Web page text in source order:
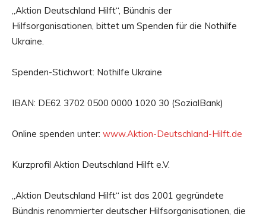
„Aktion Deutschland Hilft“, Bündnis der
Hilfsorganisationen, bittet um Spenden für die Nothilfe
Ukraine.
Spenden-Stichwort: Nothilfe Ukraine
IBAN: DE62 3702 0500 0000 1020 30 (SozialBank)
Online spenden unter: www.Aktion-Deutschland-Hilft.de
Kurzprofil Aktion Deutschland Hilft e.V.
„Aktion Deutschland Hilft“ ist das 2001 gegründete
Bündnis renommierter deutscher Hilfsorganisationen, die